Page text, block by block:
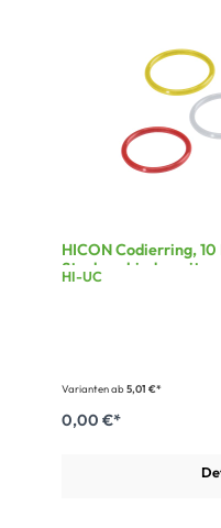
HICON Codierring,
Steckverbinder mit
HI-UC
Varianten ab5,01 €*
0,00 €*